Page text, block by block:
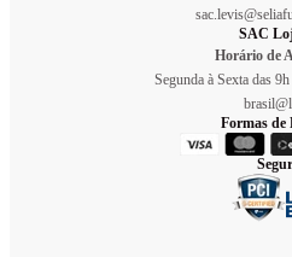
SAC
Horário de
Segunda à Sexta das
Formas de